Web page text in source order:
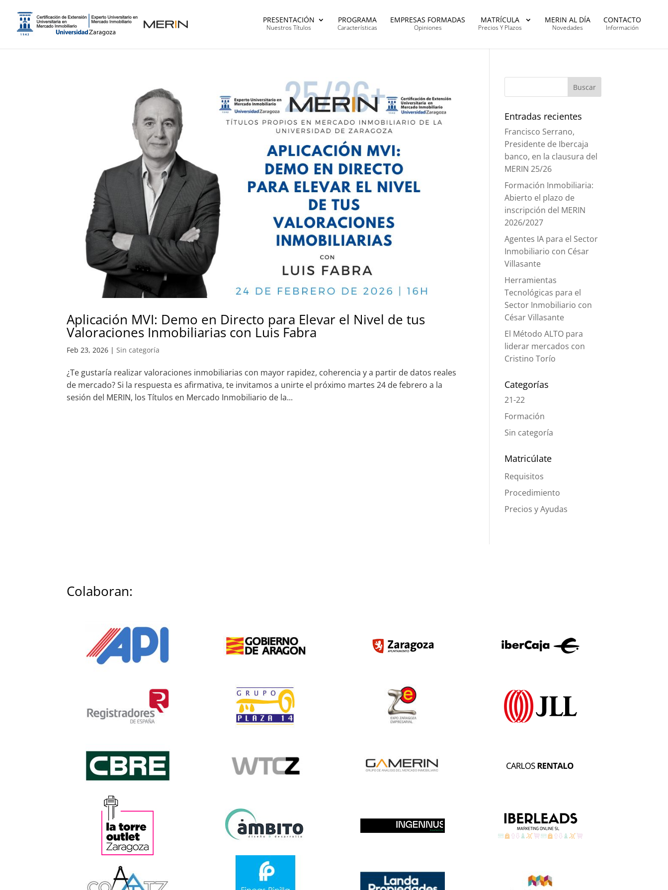
PRESENTACIÓN
Nuestros Títulos
PROGRAMA
Características
EMPRESAS FORMADAS
Opiniones
MATRÍCULA
Precios Y Plazos
MERIN AL DÍA
Novedades
CONTACTO
Información
Aplicación MVI: Demo en Directo para Elevar el Nivel de tus
Valoraciones Inmobiliarias con Luis Fabra
Feb 23, 2026 |Sin categoría
¿Te gustaría realizar valoraciones inmobiliarias con mayor rapidez, coherencia y a partir de datos reales
de mercado? Si la respuesta es afirmativa, te invitamos a unirte el próximo martes 24 de febrero a la
sesión del MERIN, los Títulos en Mercado Inmobiliario de la...
Entradas recientes
Francisco Serrano,
Presidente de Ibercaja
banco, en la clausura del
MERIN 25/26
Formación Inmobiliaria:
Abierto el plazo de
inscripción del MERIN
2026/2027
Agentes IA para el Sector
Inmobiliario con César
Villasante
Herramientas
Tecnológicas para el
Sector Inmobiliario con
César Villasante
El Método ALTO para
liderar mercados con
Cristino Torío
Categorías
21-22
Formación
Sin categoría
Matricúlate
Requisitos
Procedimiento
Precios y Ayudas
Colaboran: